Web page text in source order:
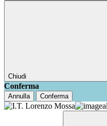
Chiudi
Conferma
Annulla Conferma